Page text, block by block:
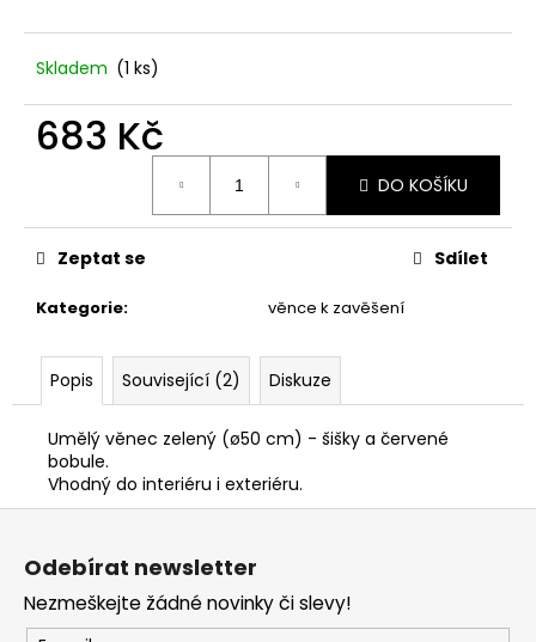
Skladem (1 ks)
683 Kč
DO KOŠÍKU
Kategorie: věnce k zavěšení
Zeptat se Sdílet
Popis Související (2) Diskuze
Umělý věnec zelený (ø50 cm) - šišky a červené
bobule.
Vhodný do interiéru i exteriéru.
Odebírat newsletter
Nezmeškejte žádné novinky či slevy!